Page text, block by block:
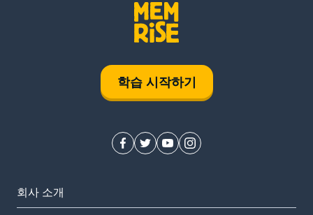
학습 시작하기
회사 소개